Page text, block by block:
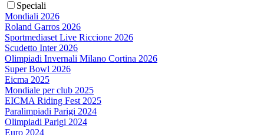
Speciali
Mondiali 2026
Roland Garros 2026
Sportmediaset Live Riccione 2026
Scudetto Inter 2026
Olimpiadi Invernali Milano Cortina 2026
Super Bowl 2026
Eicma 2025
Mondiale per club 2025
EICMA Riding Fest 2025
Paralimpiadi Parigi 2024
Olimpiadi Parigi 2024
Euro 2024